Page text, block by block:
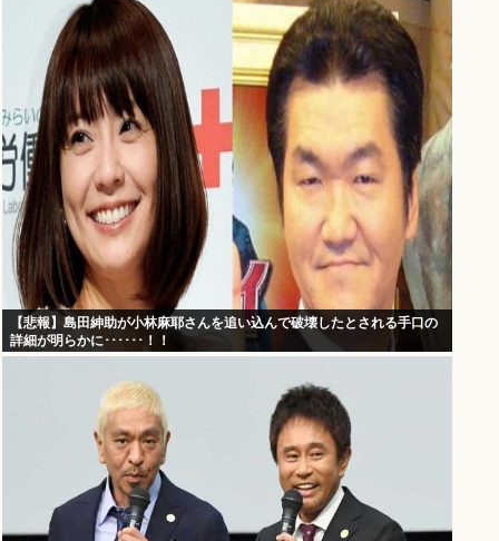
【悲報】島田紳助が小林麻耶さんを追い込んで破壊したとされる手口の
詳細が明らかに･･････！！